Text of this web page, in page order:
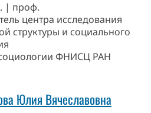
| проф.
центра исследования
структуры и социального
ФНИСЦ РАН
Юлия Вячеславовна